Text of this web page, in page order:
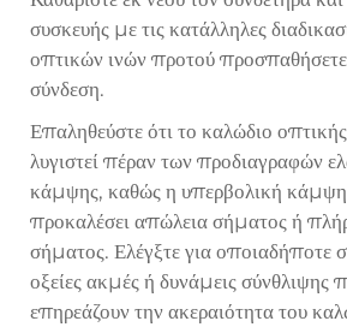
συσκευής με τις κατάλληλες
οπτικών ινών προτού προσπαθήσετε
σύνδεση.
Επαληθεύστε ότι το καλώδιο οπτικής
λυγιστεί πέραν των προδιαγραφών
κάμψης, καθώς η υπερβολική
προκαλέσει απώλεια σήματος ή
σήματος. Ελέγξτε για οποιαδήποτε
οξείες ακμές ή δυνάμεις σύνθλιψης
επηρεάζουν την ακεραιότητα του